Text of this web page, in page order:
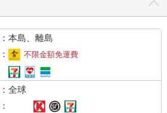
本島、離島
不限金額免運費
全球